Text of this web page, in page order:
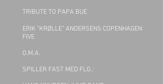
TRIBUTE TO PAPA BUE
ERIK "KRØLLE" ANDERSENS COPENHAGEN
FIVE
O.M.A.
SPILLER FAST MED FLG.: